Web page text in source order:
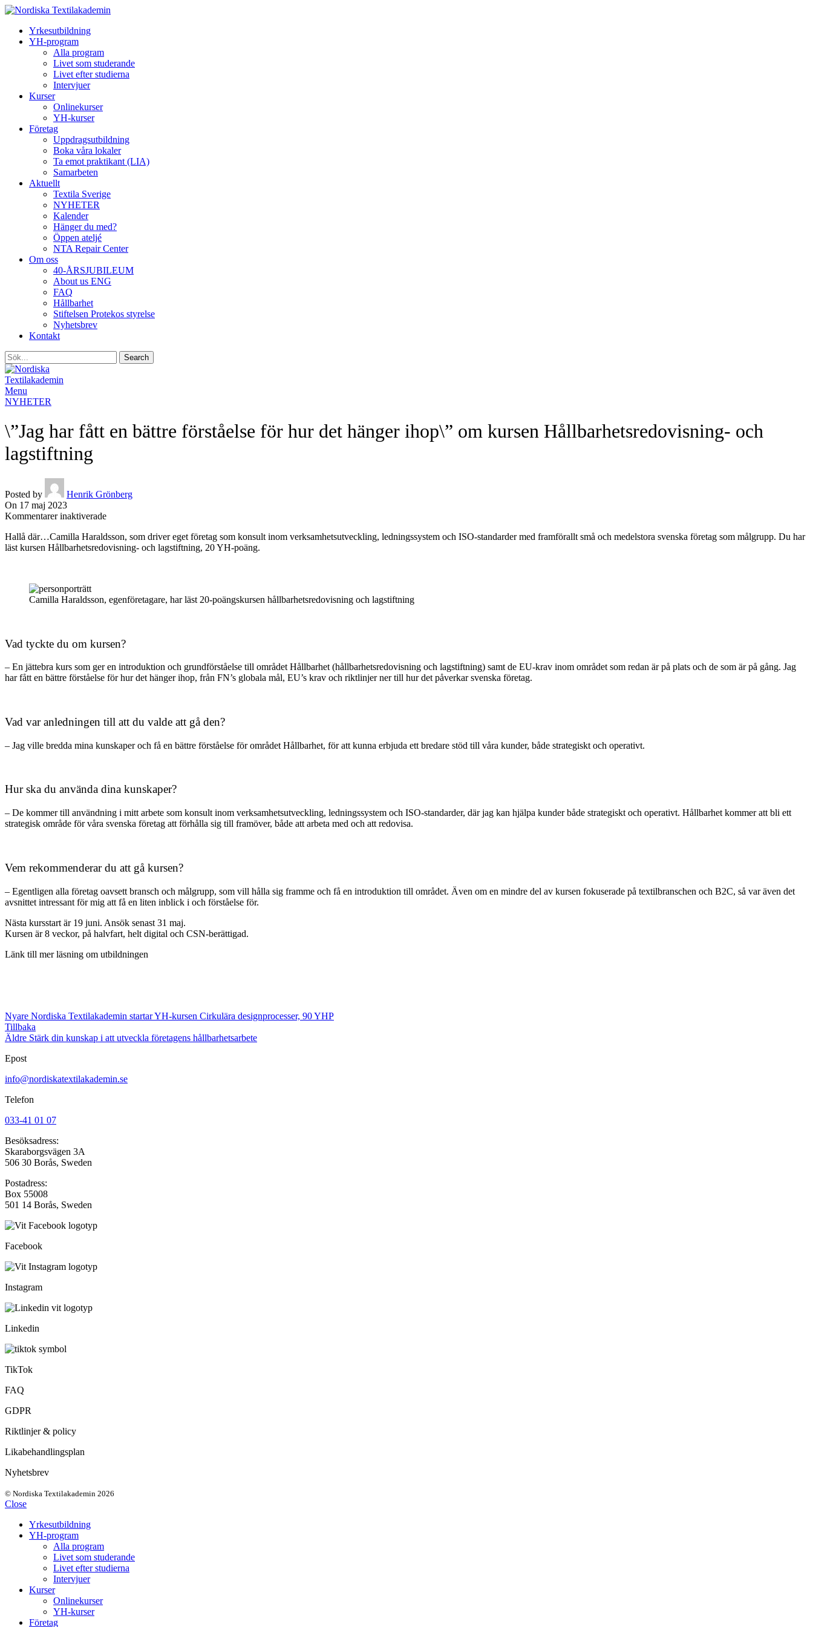
Yrkesutbildning
YH-program
Alla program
Livet som studerande
Livet efter studierna
Intervjuer
Kurser
Onlinekurser
YH-kurser
Företag
Uppdragsutbildning
Boka våra lokaler
Ta emot praktikant (LIA)
Samarbeten
Aktuellt
Textila Sverige
NYHETER
Kalender
Hänger du med?
Öppen ateljé
NTA Repair Center
Om oss
40-ÅRSJUBILEUM
About us ENG
FAQ
Hållbarhet
Stiftelsen Protekos styrelse
Nyhetsbrev
Kontakt
Search
Menu
NYHETER
\”Jag har fått en bättre förståelse för hur det hänger ihop\” om kursen Hållbarhetsredovisning- och
lagstiftning
Posted by
Henrik Grönberg
On 17 maj 2023
Kommentarer inaktiveradeför
har
fått
hur
om
Hållbarhetsredovisning-
och
Hallå där…Camilla Haraldsson, som driver eget företag som konsult inom verksamhetsutveckling, ledningssystem och ISO-standarder med framförallt små och medelstora svenska företag som målgrupp. Du har
läst kursen Hållbarhetsredovisning- och lagstiftning, 20 YH-poäng.
Camilla Haraldsson, egenföretagare, har läst 20-poängskursen hållbarhetsredovisning och lagstiftning
Vad tyckte du om kursen?
– En jättebra kurs som ger en introduktion och grundförståelse till området Hållbarhet (hållbarhetsredovisning och lagstiftning) samt de EU-krav inom området som redan är på plats och de som är på gång. Jag
har fått en bättre förståelse för hur det hänger ihop, från FN’s globala mål, EU’s krav och riktlinjer ner till hur det påverkar svenska företag.
Vad var anledningen till att du valde att gå den?
– Jag ville bredda mina kunskaper och få en bättre förståelse för området Hållbarhet, för att kunna erbjuda ett bredare stöd till våra kunder, både strategiskt och operativt.
Hur ska du använda dina kunskaper?
– De kommer till användning i mitt arbete som konsult inom verksamhetsutveckling, ledningssystem och ISO-standarder, där jag kan hjälpa kunder både strategiskt och operativt. Hållbarhet kommer att bli ett
strategisk område för våra svenska företag att förhålla sig till framöver, både att arbeta med och att redovisa.
Vem rekommenderar du att gå kursen?
– Egentligen alla företag oavsett bransch och målgrupp, som vill hålla sig framme och få en introduktion till området. Även om en mindre del av kursen fokuserade på textilbranschen och B2C, så var även det
avsnittet intressant för mig att få en liten inblick i och förståelse för.
Nästa kursstart är 19 juni. Ansök senast 31 maj.
Kursen är 8 veckor, på halvfart, helt digital och CSN-berättigad.
Länk till mer läsning om utbildningen
Nyare Nordiska Textilakademin startar YH-kursen Cirkulära designprocesser, 90 YHP
Tillbaka
Äldre Stärk din kunskap i att utveckla företagens hållbarhetsarbete
Epost
info@nordiskatextilakademin.se
Telefon
033-41 01 07
Besöksadress:
Skaraborgsvägen 3A
506 30 Borås, Sweden
Postadress:
Box 55008
501 14 Borås, Sweden
Facebook
Instagram
Linkedin
TikTok
FAQ
GDPR
Riktlinjer & policy
Likabehandlingsplan
Nyhetsbrev
© Nordiska Textilakademin 2026
Close
Yrkesutbildning
YH-program
Alla program
Livet som studerande
Livet efter studierna
Intervjuer
Kurser
Onlinekurser
YH-kurser
Företag